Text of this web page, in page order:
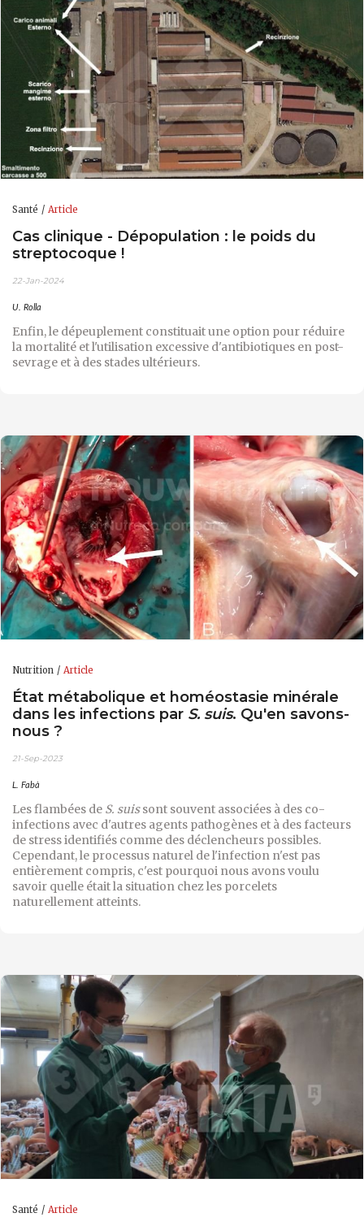
Santé Article
Cas clinique - Dépopulation : le poids du
streptocoque !
22-Jan-2024
U. Rolla
Enfin, le dépeuplement constituait une option pour réduire
la mortalité et l'utilisation excessive d'antibiotiques en post-
sevrage et à des stades ultérieurs.
Nutrition Article
État métabolique et homéostasie minérale
dans les infections par S. suis. Qu'en savons-
nous ?
21-Sep-2023
L. Fabà
Les flambées de S. suissont souvent associées à des co-
infections avec d'autres agents pathogènes et à des facteurs
de stress identifiés comme des déclencheurs possibles.
Cependant, le processus naturel de l'infection n'est pas
entièrement compris, c'est pourquoi nous avons voulu
savoir quelle était la situation chez les porcelets
naturellement atteints.
Santé Article